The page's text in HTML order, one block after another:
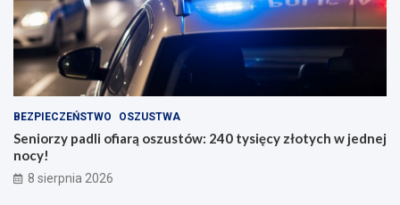
BEZPIECZEŃSTWO OSZUSTWA
Seniorzy padli ofiarą oszustów: 240 tysięcy złotych w jednej
nocy!
8 sierpnia 2026